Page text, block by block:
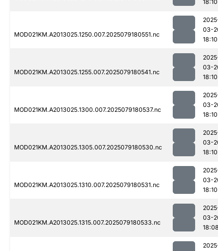
18:10
MOD021KM.A2013025.1250.007.2025079180551.nc
03-
18:10
MOD021KM.A2013025.1255.007.2025079180541.nc
03-
18:10
MOD021KM.A2013025.1300.007.2025079180537.nc
03-
18:10
MOD021KM.A2013025.1305.007.2025079180530.nc
03-
18:10
MOD021KM.A2013025.1310.007.2025079180531.nc
03-
18:10
MOD021KM.A2013025.1315.007.2025079180533.nc
03-